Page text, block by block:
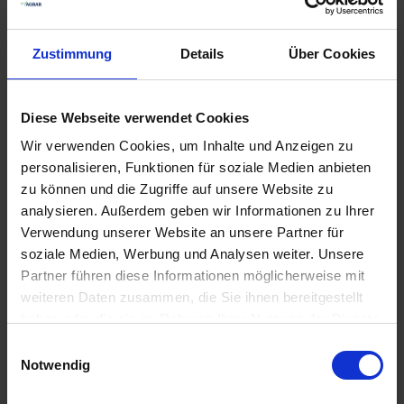
Zustimmung Details Über Cookies
Diese Webseite verwendet Cookies
Wir verwenden Cookies, um Inhalte und Anzeigen zu
personalisieren, Funktionen für soziale Medien anbieten
zu können und die Zugriffe auf unsere Website zu
analysieren. Außerdem geben wir Informationen zu Ihrer
Verwendung unserer Website an unsere Partner für
soziale Medien, Werbung und Analysen weiter. Unsere
Partner führen diese Informationen möglicherweise mit
weiteren Daten zusammen, die Sie ihnen bereitgestellt
Notwendig
ARAG Einfach-
Düsenhalter 400040
zzgl. MwSt.
1,95 € / St
IN DEN
WARENKORB
Supray Pentajet
Düsenhalter
zzgl. MwSt.
36,56 € / St
IN DEN
WARENKORB
Anmelden für Ihren persönlichen Preis